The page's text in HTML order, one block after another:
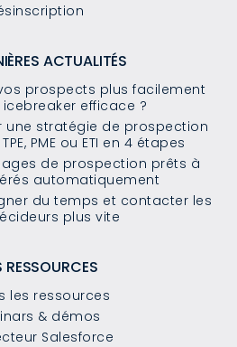
ACTUALITÉS
prospects plus facilement
efficace ?
une stratégie de prospection
PME ou ETI en 4 étapes
de prospection prêts à
automatiquement
du temps et contacter les
plus vite
RESSOURCES
les ressources
& démos
Salesforce